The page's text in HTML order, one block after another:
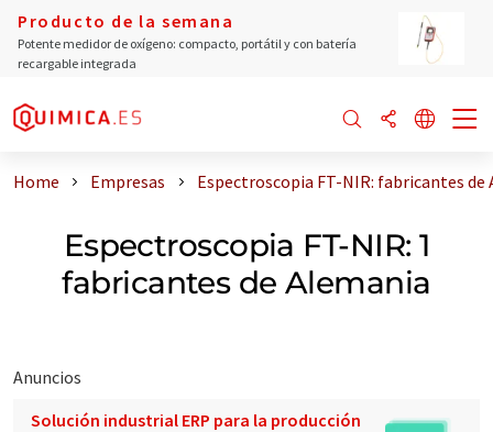
Producto de la semana
Potente medidor de oxígeno: compacto, portátil y con batería
recargable integrada
Home Empresas Espectroscopia FT-NIR: fabricantes de
Espectroscopia FT-NIR: 1
fabricantes de Alemania
Anuncios
Solución industrial ERP para la producción